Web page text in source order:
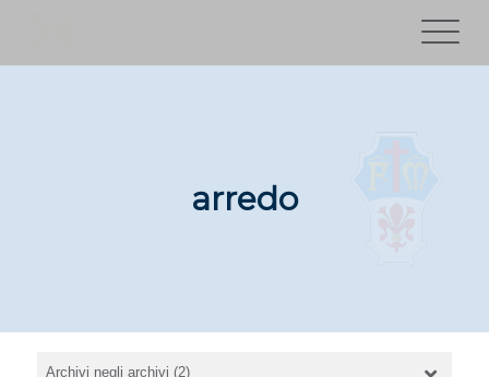
arredo